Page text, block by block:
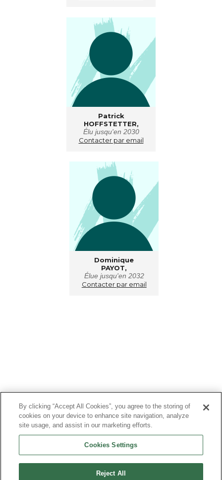
Patrick
HOFFSTETTER,
Élu jusqu'en 2030
Contacter par email
Dominique
PAYOT,
Élue jusqu'en 2032
Contacter par email
By clicking “Accept All Cookies”, you agree to the storing of
cookies on your device to enhance site navigation, analyze
site usage, and assist in our marketing efforts.
Cookies Settings
Reject All